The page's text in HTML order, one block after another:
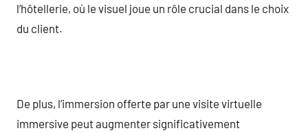
l’hôtellerie, où le visuel joue un rôle crucial dans le choix
du client.
De plus, l’immersion offerte par une visite virtuelle
immersive peut augmenter significativement